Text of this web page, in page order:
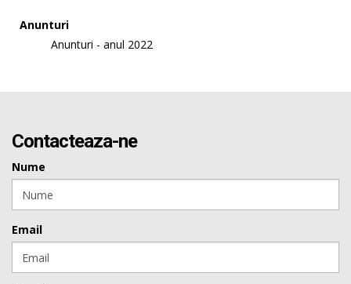
Anunturi
Anunturi - anul 2022
Contacteaza-ne
Nume
Email